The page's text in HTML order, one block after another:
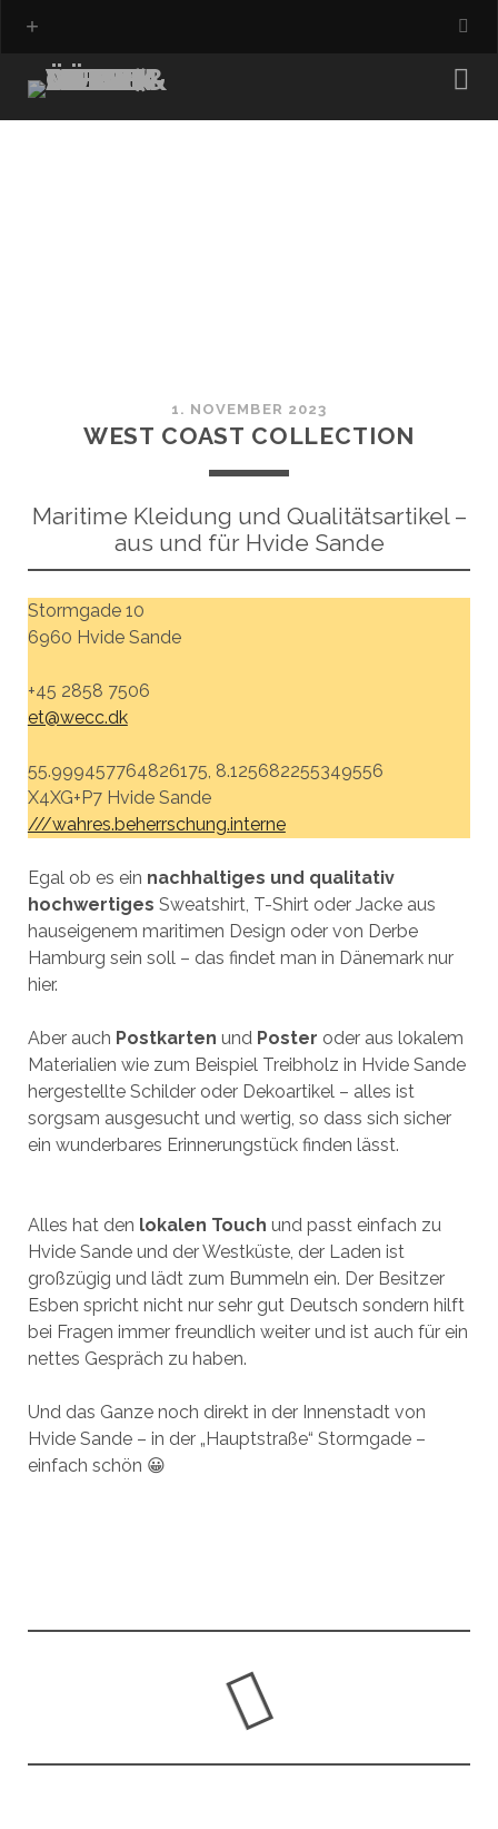
1. NOVEMBER 2023
WEST COAST COLLECTION
Maritime Kleidung und Qualitätsartikel –
aus und für Hvide Sande
Stormgade 10
6960 Hvide Sande
+45 2858 7506
et@wecc.dk
55.999457764826175, 8.125682255349556
X4XG+P7 Hvide Sande
///wahres.beherrschung.interne
Egal ob es ein nachhaltiges und qualitativ
hochwertiges Sweatshirt, T-Shirt oder Jacke aus
hauseigenem maritimen Design oder von Derbe
Hamburg sein soll – das findet man in Dänemark nur
hier.
Aber auch Postkarten und Poster oder aus lokalem
Materialien wie zum Beispiel Treibholz in Hvide Sande
hergestellte Schilder oder Dekoartikel – alles ist
sorgsam ausgesucht und wertig, so dass sich sicher
ein wunderbares Erinnerungstück finden lässt.
Alles hat den lokalen Touch und passt einfach zu
Hvide Sande und der Westküste, der Laden ist
großzügig und lädt zum Bummeln ein. Der Besitzer
Esben spricht nicht nur sehr gut Deutsch sondern hilft
bei Fragen immer freundlich weiter und ist auch für ein
nettes Gespräch zu haben.
Und das Ganze noch direkt in der Innenstadt von
Hvide Sande – in der „Hauptstraße“ Stormgade –
einfach schön 😀